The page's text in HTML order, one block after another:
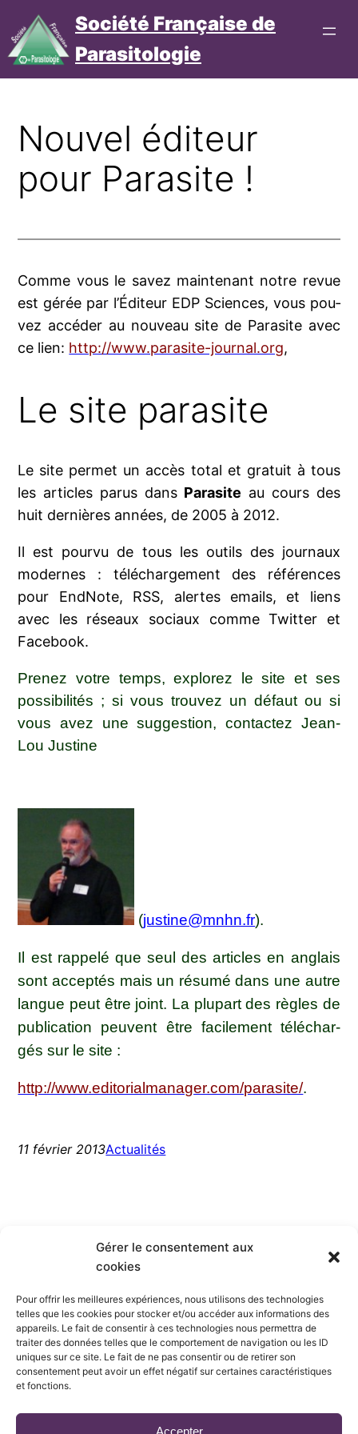
Gérer le consentement aux
cookies
Pour offrir les meilleures expériences, nous utilisons des technologies
telles que les cookies pour stocker et/ou accéder aux informations des
appareils. Le fait de consentir à ces technologies nous permettra de
traiter des données telles que le comportement de navigation ou les ID
uniques sur ce site. Le fait de ne pas consentir ou de retirer son
consentement peut avoir un effet négatif sur certaines caractéristiques
et fonctions.
Accepter
au
contenu
Société Française de
Parasitologie
Connexion
Nouvel éditeur
pour Parasite !
Comme vous le savez main­te­nant notre revue
est gérée par l’Éditeur EDP Sciences, vous pou­
vez accé­der au nou­veau site de Parasite avec
ce lien: http://www.parasite-journal.org,
Le site parasite
Le site per­met un accès total et gra­tuit à tous
les articles parus dans Parasite au cours des
huit der­nières années, de 2005 à 2012.
Il est pour­vu de tous les outils des jour­naux
modernes : télé­char­ge­ment des réfé­rences
pour EndNote, RSS, alertes emails, et liens
avec les réseaux sociaux comme Twitter et
Facebook.
Prenez votre temps, explo­rez le site et ses
pos­si­bi­li­tés ; si vous trou­vez un défaut ou si
vous avez une sug­ges­tion, contac­tez Jean-
Lou Justine
(justine@mnhn.fr).
Il est rap­pe­lé que seul des articles en anglais
sont accep­tés mais un résu­mé dans une autre
langue peut être joint. La plu­part des règles de
publi­ca­tion peuvent être faci­le­ment télé­char­
gés sur le site :
http://www.editorialmanager.com/parasite/.
11 février 2013Actualités
Société Française de
Parasitologie